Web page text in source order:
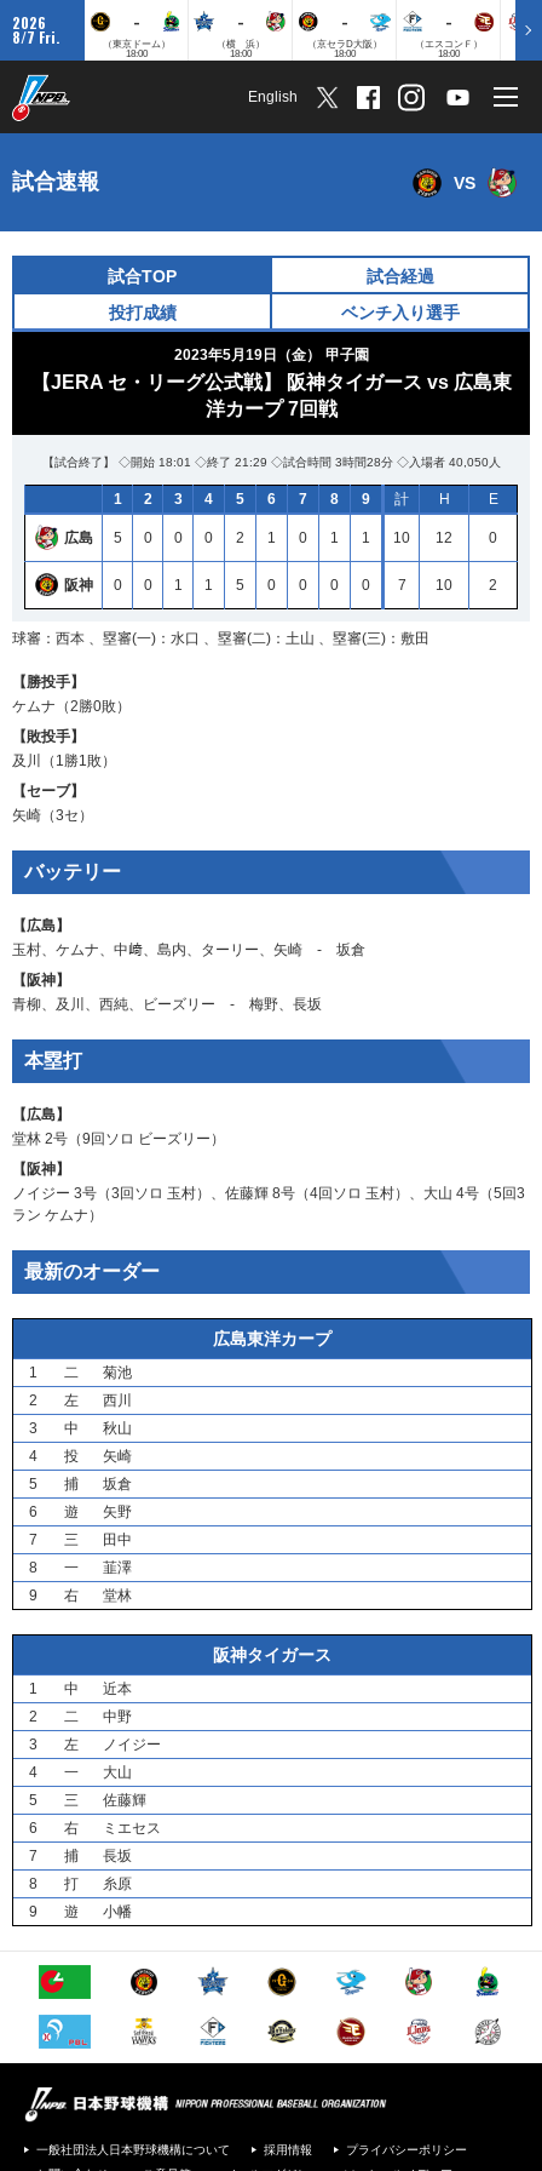
2026
8/7 Fri.
-
（東京ドーム）
18:00
-
（横 浜）
18:00
-
（京セラD大阪）
18:00
-
（エスコンＦ）
18:00
English
試合速報 VS
試合TOP
試合経過
投打成績
ベンチ入り選手
2023年5月19日（金） 甲子園
【JERA セ・リーグ公式戦】 阪神タイガース vs 広島東
洋カープ 7回戦
【試合終了】 ◇開始 18:01 ◇終了 21:29 ◇試合時間 3時間28分 ◇入場者 40,050人
1 2 3 4 5 6 7 8 9 計 H E
広島 5 0 0 0 2 1 0 1 1 10 12 0
阪神 0 0 1 1 5 0 0 0 0 7 10 2
球審：西本 、塁審(一)：水口 、塁審(二)：土山 、塁審(三)：敷田
【勝投手】
ケムナ （2勝0敗）
【敗投手】
及川
（1勝1敗）
【セーブ】
矢崎 （3セ）
バッテリー
【広島】
玉村、 ケムナ、 中﨑、 島内、 ターリー、 矢崎 ‐ 坂倉
【阪神】
青柳、 及川 、 西純、 ビーズリー ‐ 梅野、 長坂
本塁打
【広島】
堂林 2号（9回ソロ ビーズリー ）
【阪神】
ノイジー 3号（3回ソロ 玉村）、 佐藤輝 8号（4回ソロ 玉村）、 大山 4号（5回3
ラン ケムナ ）
最新のオーダー
広島東洋カープ
1 二
菊池
2
左
西川
3
中
秋山
4
投
矢崎
5
捕
坂倉
6
遊
矢野
7
三
田中
8
一
韮澤
9
右 堂林
阪神タイガース
1 中
近本
2
二
中野
3
左
ノイジー
4
一
大山
5
三
佐藤輝
6
右
ミエセス
7
捕
長坂
8
打
糸原
9
遊 小幡
一般社団法人日本野球機構について 採用情報
プライバシーポリシー